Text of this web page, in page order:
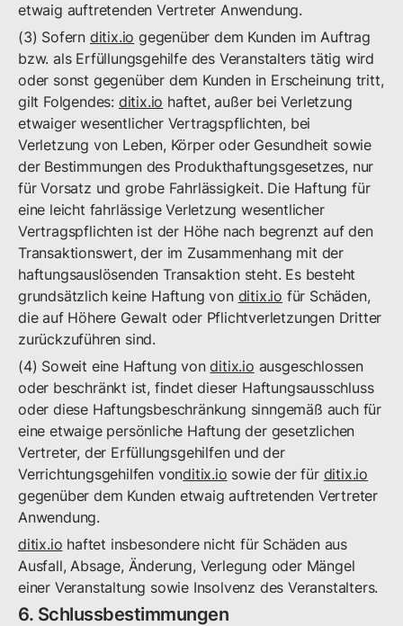
etwaig auftretenden Vertreter Anwendung.
(3) Sofern ditix.io gegenüber dem Kunden im Auftrag
bzw. als Erfüllungsgehilfe des Veranstalters tätig wird
oder sonst gegenüber dem Kunden in Erscheinung tritt,
gilt Folgendes: ditix.io haftet, außer bei Verletzung
etwaiger wesentlicher Vertragspflichten, bei
Verletzung von Leben, Körper oder Gesundheit sowie
der Bestimmungen des Produkthaftungsgesetzes, nur
für Vorsatz und grobe Fahrlässigkeit. Die Haftung für
eine leicht fahrlässige Verletzung wesentlicher
Vertragspflichten ist der Höhe nach begrenzt auf den
Transaktionswert, der im Zusammenhang mit der
haftungsauslösenden Transaktion steht. Es besteht
grundsätzlich keine Haftung von ditix.io für Schäden,
die auf Höhere Gewalt oder Pflichtverletzungen Dritter
zurückzuführen sind.
(4) Soweit eine Haftung von ditix.io ausgeschlossen
oder beschränkt ist, findet dieser Haftungsausschluss
oder diese Haftungsbeschränkung sinngemäß auch für
eine etwaige persönliche Haftung der gesetzlichen
Vertreter, der Erfüllungsgehilfen und der
Verrichtungsgehilfen vonditix.io sowie der für ditix.io
gegenüber dem Kunden etwaig auftretenden Vertreter
Anwendung.
ditix.io haftet insbesondere nicht für Schäden aus
Ausfall, Absage, Änderung, Verlegung oder Mängel
einer Veranstaltung sowie Insolvenz des Veranstalters.
6. Schlussbestimmungen